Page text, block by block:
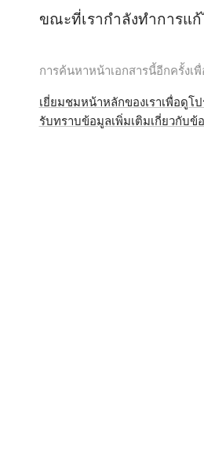
ขณะที่เรากำลังทำการแ
การค้นหาหน้าเอกสารนี้อีกครั้งเ
เยี่ยมชมหน้าหลักของเราเพื่อดูโ
รับทราบข้อมูลเพิ่มเติมเกี่ยวกับข้